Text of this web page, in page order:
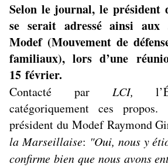
Selon le journal, le président
se serait adressé ainsi aux
Modef (Mouvement de
familiaux), lors d’une
15 février.
Contacté par LCI,
catégoriquement ces
président du Modef Raymond
la Marseillaise: "Oui, nous y
confirme bien que nous avons